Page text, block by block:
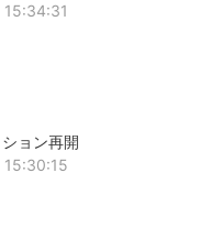
ョン再開